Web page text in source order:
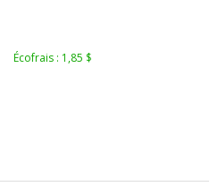
Écofrais : 1,85 $